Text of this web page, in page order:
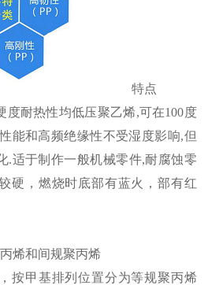
特点
度耐热性均低压聚乙烯,可在100度
能和高频绝缘性不受湿度影响,但
.适于制作一般机械零件,耐腐蚀零
硬，燃烧时底部有蓝火，部有红
烯和间规聚丙烯
按甲基排列位置分为等规聚丙烯